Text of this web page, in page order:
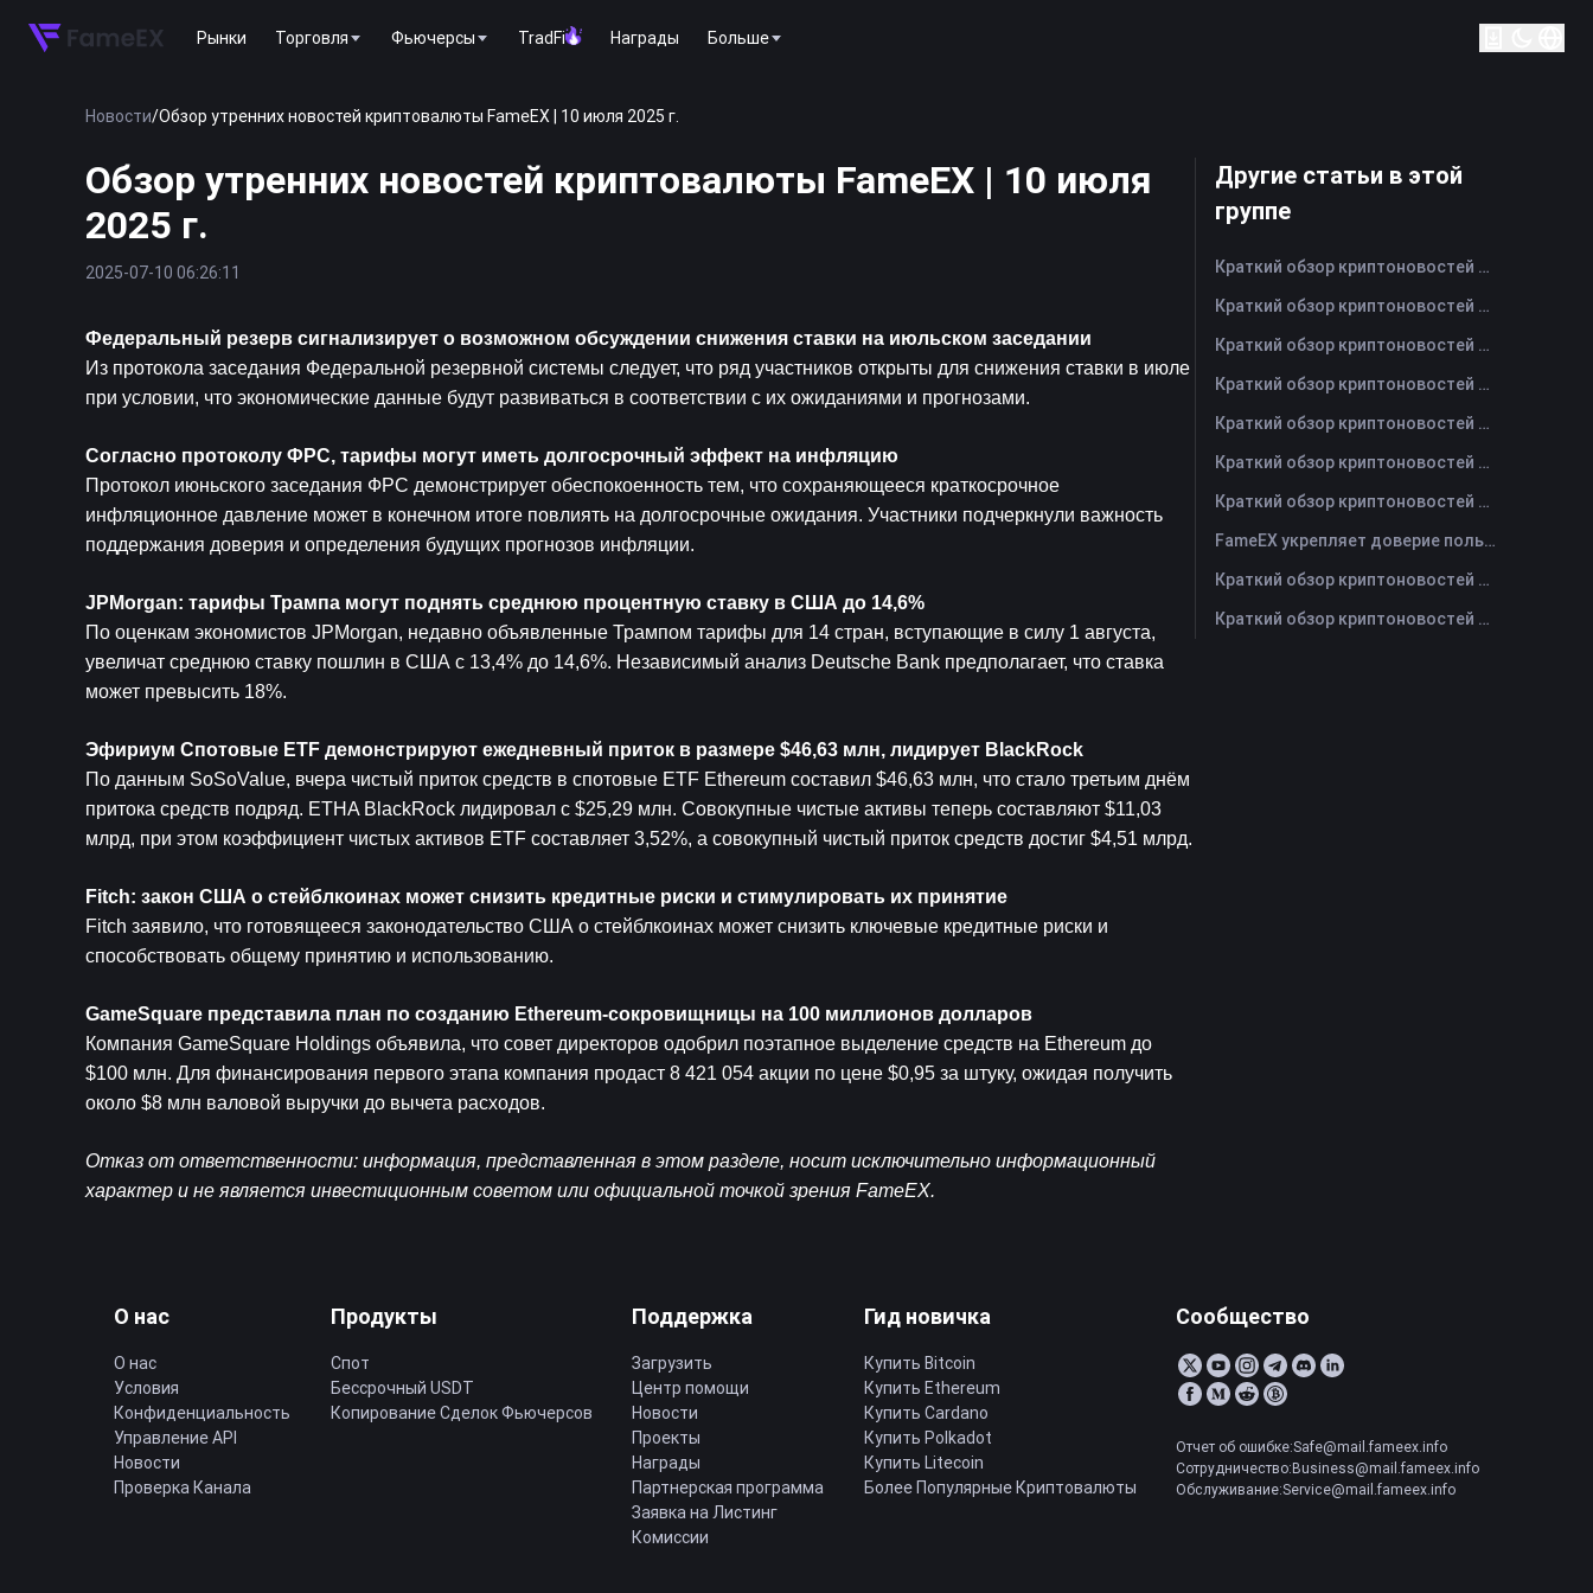
Рынки Торговля Фьючерсы TradFi Награды Больше
Новости/Обзор утренних новостей криптовалюты FameEX | 10 июля 2025 г.
Обзор утренних новостей криптовалюты FameEX | 10 июля
2025 г.
2025-07-10 06:26:11
Федеральный резерв сигнализирует о возможном обсуждении снижения ставки на июльском заседании
Из протокола заседания Федеральной резервной системы следует, что ряд участников открыты для снижения ставки в июле
при условии, что экономические данные будут развиваться в соответствии с их ожиданиями и прогнозами.
Согласно протоколу ФРС, тарифы могут иметь долгосрочный эффект на инфляцию
Протокол июньского заседания ФРС демонстрирует обеспокоенность тем, что сохраняющееся краткосрочное
инфляционное давление может в конечном итоге повлиять на долгосрочные ожидания. Участники подчеркнули важность
поддержания доверия и определения будущих прогнозов инфляции.
JPMorgan: тарифы Трампа могут поднять среднюю процентную ставку в США до 14,6%
По оценкам экономистов JPMorgan, недавно объявленные Трампом тарифы для 14 стран, вступающие в силу 1 августа,
увеличат среднюю ставку пошлин в США с 13,4% до 14,6%. Независимый анализ Deutsche Bank предполагает, что ставка
может превысить 18%.
Эфириум Спотовые ETF демонстрируют ежедневный приток в размере $46,63 млн, лидирует BlackRock
По данным SoSoValue, вчера чистый приток средств в спотовые ETF Ethereum составил $46,63 млн, что стало третьим днём
притока средств подряд. ETHA BlackRock лидировал с $25,29 млн. Совокупные чистые активы теперь составляют $11,03
млрд, при этом коэффициент чистых активов ETF составляет 3,52%, а совокупный чистый приток средств достиг $4,51 млрд.
Fitch: закон США о стейблкоинах может снизить кредитные риски и стимулировать их принятие
Fitch заявило, что готовящееся законодательство США о стейблкоинах может снизить ключевые кредитные риски и
способствовать общему принятию и использованию.
GameSquare представила план по созданию Ethereum-сокровищницы на 100 миллионов долларов
Компания GameSquare Holdings объявила, что совет директоров одобрил поэтапное выделение средств на Ethereum до
$100 млн. Для финансирования первого этапа компания продаст 8 421 054 акции по цене $0,95 за штуку, ожидая получить
около $8 млн валовой выручки до вычета расходов.
Отказ от ответственности: информация, представленная в этом разделе, носит исключительно информационный
характер и не является инвестиционным советом или официальной точкой зрения FameEX.
Другие статьи в этой
группе
Краткий обзор криптоновостей FameEX за сегодня | 6 августа 2026 г
Краткий обзор криптоновостей FameEX за сегодня | 5 августа 2026 г
Краткий обзор криптоновостей FameEX за сегодня | 4 августа 2026 г
Краткий обзор криптоновостей FameEX за сегодня | 3 августа 2026 г
Краткий обзор криптоновостей FameEX за сегодня | 31 июля 2026 г
Краткий обзор криптоновостей FameEX за сегодня | 30 июля 2026 г
Краткий обзор криптоновостей FameEX за сегодня | 29 июля 2026 г
FameEX укрепляет доверие пользователей благодаря восьми годам стабильной работы и глобальному росту
Краткий обзор криптоновостей FameEX за сегодня | 28 июля 2026 г
Краткий обзор криптоновостей FameEX за сегодня | 27 июля 2026 г
О нас
О нас
Условия
Конфиденциальность
Управление API
Новости
Проверка Канала
Продукты
Спот
Бессрочный USDT
Копирование Cделок Фьючерсов
Поддержка
Загрузить
Центр помощи
Новости
Проекты
Награды
Партнерская программа
Заявка на Листинг
Комиссии
Гид новичка
Купить Bitcoin
Купить Ethereum
Купить Cardano
Купить Polkadot
Купить Litecoin
Более Популярные Криптовалюты
Сообщество
Отчет об ошибке:Safe@mail.fameex.info
Сотрудничество:Business@mail.fameex.info
Обслуживание:Service@mail.fameex.info